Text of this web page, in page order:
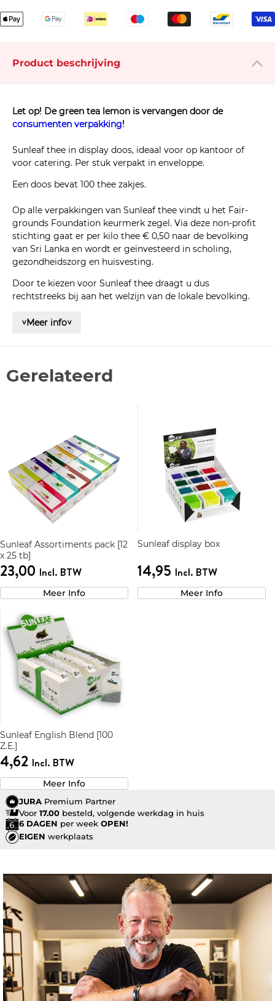
Product beschrijving
Let op! De green tea lemon is vervangen door de
consumenten verpakking!
Sunleaf thee in display doos, ideaal voor op kantoor of
voor catering. Per stuk verpakt in enveloppe.
Een doos bevat 100 thee zakjes.
Op alle verpakkingen van Sunleaf thee vindt u het Fair-
grounds Foundation keurmerk zegel. Via deze non-profit
stichting gaat er per kilo thee € 0,50 naar de bevolking
van Sri Lanka en wordt er geïnvesteerd in scholing,
gezondheidszorg en huisvesting.
Door te kiezen voor Sunleaf thee draagt u dus
rechtstreeks bij aan het welzijn van de lokale bevolking.
<Meer info<
Gerelateerd
Sunleaf Assortiments pack [12
x 25 tb]
23,00 Incl. BTW
Meer Info
Sunleaf display box
14,95 Incl. BTW
Meer Info
Sunleaf English Blend [100
Z.E.]
4,62 Incl. BTW
Meer Info
JURA Premium Partner
Voor 17.00 besteld, volgende werkdag in huis
6 DAGEN per week OPEN!
EIGEN werkplaats